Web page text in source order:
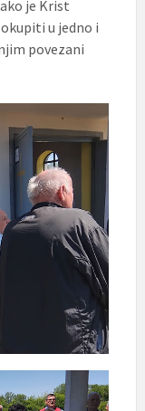
je Krist
u jedno i
povezani